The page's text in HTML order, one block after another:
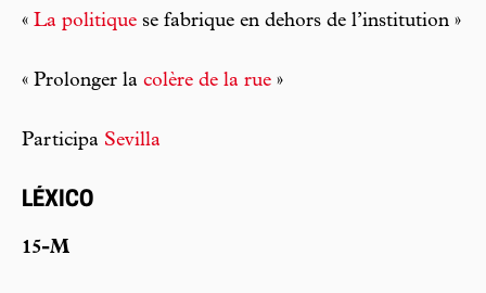
« La politique se fabrique en dehors de l’institution »
« Prolonger la colère de la rue »
Participa Sevilla
LÉXICO
15-M